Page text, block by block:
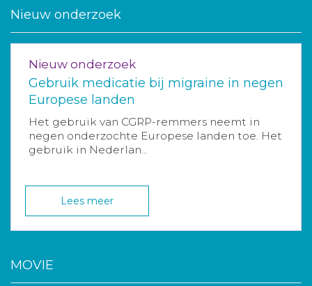
Nieuw onderzoek
Nieuw onderzoek
Gebruik medicatie bij migraine in negen
Europese landen
Het gebruik van CGRP-remmers neemt in
negen onderzochte Europese landen toe. Het
gebruik in Nederlan...
Lees meer
MOVIE